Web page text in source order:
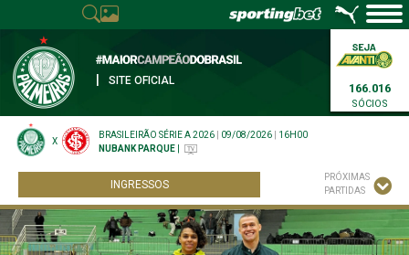
SITE OFICIAL
166.016
SÓCIOS
X
BRASILEIRÃO SÉRIE A 2026 09/08/2026
16H00
NUBANK PARQUE
INGRESSOS
PRÓXIMAS
PARTIDAS